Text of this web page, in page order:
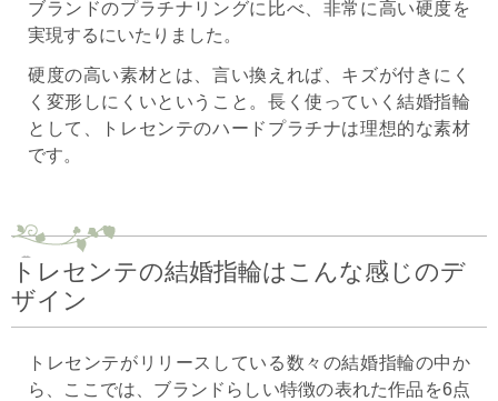
ブランドのプラチナリングに比べ、非常に高い硬度を
実現するにいたりました。
硬度の高い素材とは、言い換えれば、キズが付きにく
く変形しにくいということ。長く使っていく結婚指輪
として、トレセンテのハードプラチナは理想的な素材
です。
トレセンテの結婚指輪はこんな感じのデ
ザイン
トレセンテがリリースしている数々の結婚指輪の中か
ら、ここでは、ブランドらしい特徴の表れた作品を6点